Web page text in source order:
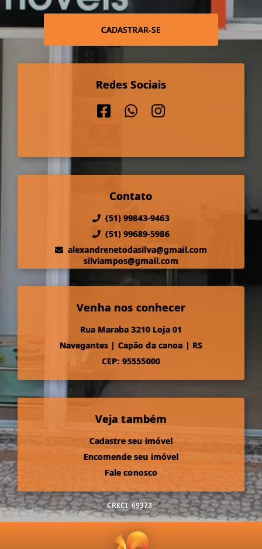
CADASTRAR-SE
Redes Sociais
Contato
(51) 99843-9463
(51) 99689-5986
alexandrenetodasilva@gmail.com
silviampos@gmail.com
Venha nos conhecer
Rua Maraba 3210 Loja 01
Navegantes | Capão da canoa | RS
CEP: 95555000
Veja também
Cadastre seu imóvel
Encomende seu imóvel
Fale conosco
CRECI 69373